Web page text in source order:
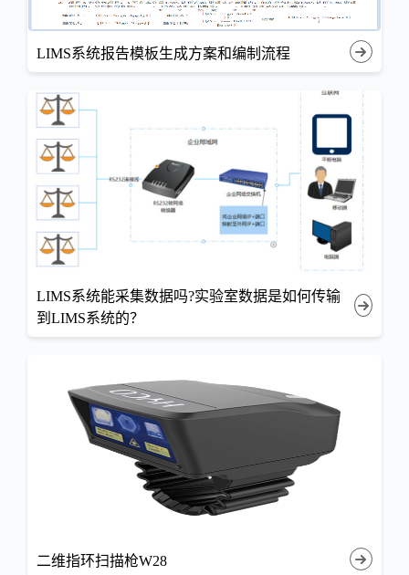
LIMS系统报告模板生成方案和编制流程
LIMS系统能采集数据吗?实验室数据是如何传输
到LIMS系统的？
二维指环扫描枪W28